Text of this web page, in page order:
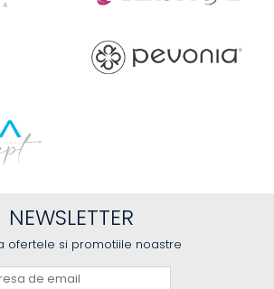
NEWSLETTER
ofertele si promotiile noastre